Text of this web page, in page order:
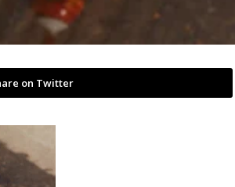
on Twitter